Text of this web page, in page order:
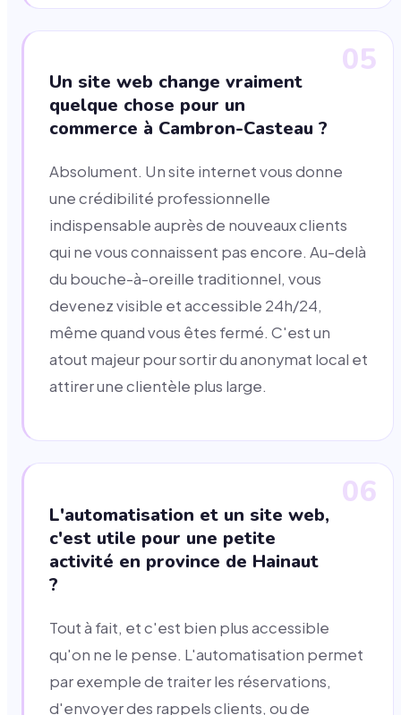
05
Un site web change vraiment
quelque chose pour un
commerce à Cambron-Casteau ?
Absolument. Un site internet vous donne
une crédibilité professionnelle
indispensable auprès de nouveaux clients
qui ne vous connaissent pas encore. Au-delà
du bouche-à-oreille traditionnel, vous
devenez visible et accessible 24h/24,
même quand vous êtes fermé. C'est un
atout majeur pour sortir du anonymat local et
attirer une clientèle plus large.
06
L'automatisation et un site web,
c'est utile pour une petite
activité en province de Hainaut
?
Tout à fait, et c'est bien plus accessible
qu'on ne le pense. L'automatisation permet
par exemple de traiter les réservations,
d'envoyer des rappels clients, ou de